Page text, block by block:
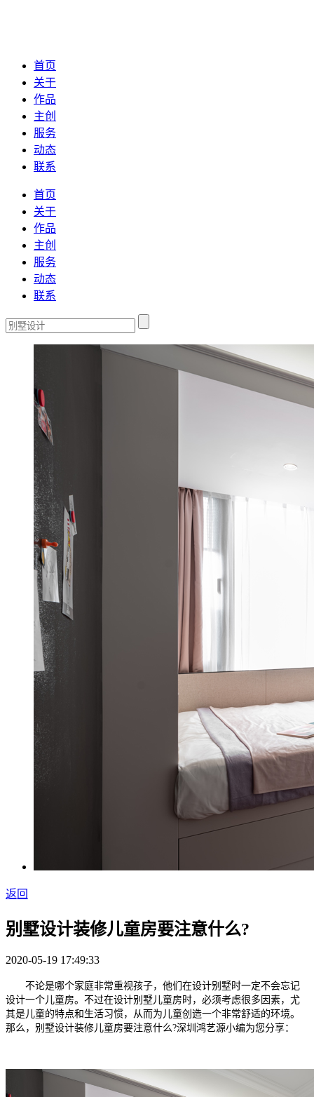
首页
关于
作品
主创
服务
动态
联系
首页
关于
作品
主创
服务
动态
联系
返回
别墅设计装修儿童房要注意什么?
2020-05-19 17:49:33
不论是哪个家庭非常重视孩子，他们在设计别墅时一定不会忘记
设计一个儿童房。不过在设计别墅儿童房时，必须考虑很多因素，尤
其是儿童的特点和生活习惯，从而为儿童创造一个非常舒适的环境。
那么，别墅设计装修儿童房要注意什么?深圳鸿艺源小编为您分享：